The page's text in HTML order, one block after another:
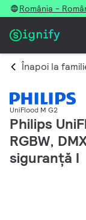
România -
Înapoi la
UniFlood M G2
Philips
RGBW,
siguranță I